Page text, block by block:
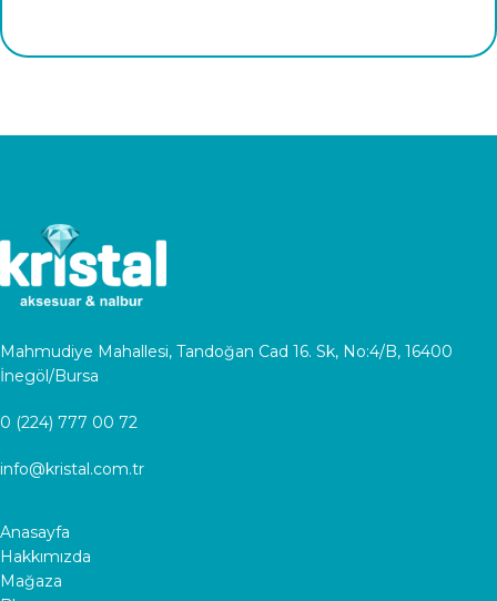
Mahmudiye Mahallesi, Tandoğan Cad 16. Sk, No:4/B, 16400
İnegöl/Bursa
0 (224) 777 00 72
info@kristal.com.tr
Anasayfa
Hakkımızda
Mağaza